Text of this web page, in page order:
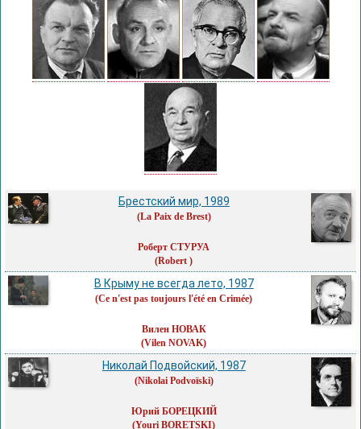
Брестский мир, 1989
(La Paix de Brest)
Роберт СТУРУА
(Robert )
В Крыму не всегда лето, 1987
(Ce n'est pas toujours l'été en Crimée)
Вилен НОВАК
(Vilen NOVAK)
Николай Подвойский, 1987
(Nikolai Podvoïski)
Юрий БОРЕЦКИЙ
(Youri BORETSKI)